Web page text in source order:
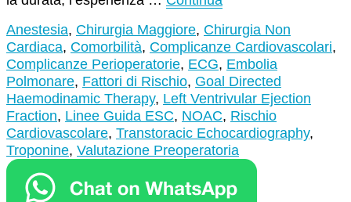
Anestesia, Chirurgia Maggiore, Chirurgia Non
Cardiaca, Comorbilità, Complicanze Cardiovascolari,
Complicanze Perioperatorie, ECG, Embolia
Polmonare, Fattori di Rischio, Goal Directed
Haemodinamic Therapy, Left Ventrivular Ejection
Fraction, Linee Guida ESC, NOAC, Rischio
Cardiovascolare, Transtoracic Echocardiography,
Troponine, Valutazione Preoperatoria